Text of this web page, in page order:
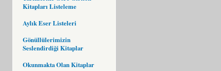
Kitapları Listeleme
Aylık Eser Listeleri
Gönüllülerimizin
Seslendirdiği Kitaplar
Okunmakta Olan Kitaplar